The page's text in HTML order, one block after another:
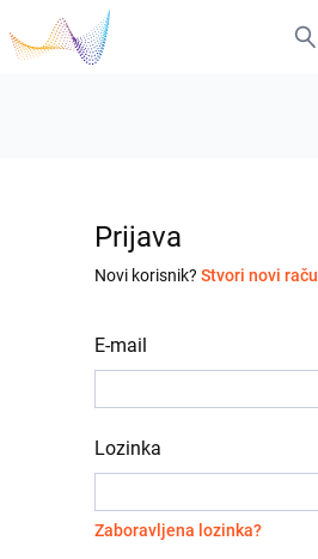
Prijava
Novi korisnik? Stvori novi
E-mail
Lozinka
Zaboravljena lozinka?